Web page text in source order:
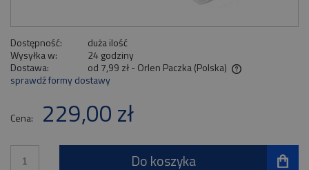
Dostępność:
duża ilość
Wysyłka w:
24 godziny
Dostawa:
od 7,99 zł - Orlen Paczka (Polska)
Cena nie zawiera ewentualnych kosztów płatności
sprawdź formy dostawy
Cena: 229,00 zł
Do koszyka